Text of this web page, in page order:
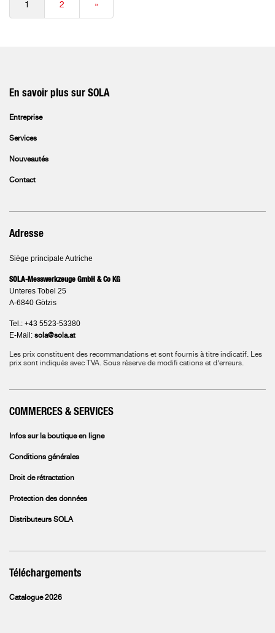
1 2 »
En savoir plus sur SOLA
Entreprise
Services
Nouveautés
Contact
Adresse
Siège principale Autriche
SOLA-Messwerkzeuge GmbH & Co KG
Unteres Tobel 25
A-6840 Götzis
Tel.: +43 5523-53380
E-Mail: sola@sola.at
Les prix constituent des recommandations et sont fournis à titre indicatif. Les
prix sont indiqués avec TVA. Sous réserve de modifi cations et d‘erreurs.
COMMERCES & SERVICES
Infos sur la boutique en ligne
Conditions générales
Droit de rétractation
Protection des données
Distributeurs SOLA
Téléchargements
Catalogue 2026